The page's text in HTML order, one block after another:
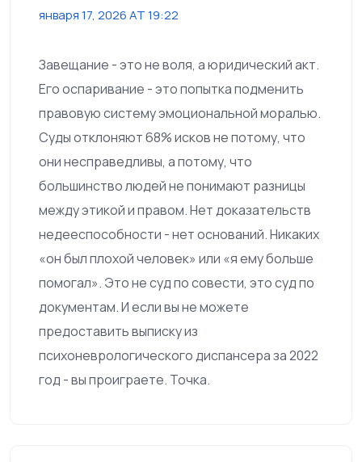
января 17, 2026 AT 19:22
Завещание - это не воля, а юридический акт.
Его оспаривание - это попытка подменить
правовую систему эмоциональной моралью.
Суды отклоняют 68% исков не потому, что
они несправедливы, а потому, что
большинство людей не понимают разницы
между этикой и правом. Нет доказательств
недееспособности - нет оснований. Никаких
«он был плохой человек» или «я ему больше
помогал». Это не суд по совести, это суд по
документам. И если вы не можете
предоставить выписку из
психоневрологического диспансера за 2022
год - вы проиграете. Точка.